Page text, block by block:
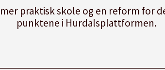
praktisk skole og en reform for
punktene i Hurdalsplattformen.